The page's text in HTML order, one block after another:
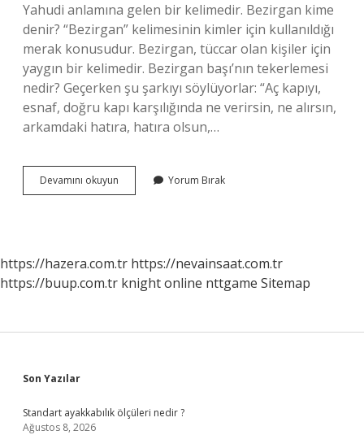
Yahudi anlamına gelen bir kelimedir. Bezirgan kime
denir? “Bezirgan” kelimesinin kimler için kullanıldığı
merak konusudur. Bezirgan, tüccar olan kişiler için
yaygın bir kelimedir. Bezirgan başı’nın tekerlemesi
nedir? Geçerken şu şarkıyı söylüyorlar: “Aç kapıyı,
esnaf, doğru kapı karşılığında ne verirsin, ne alırsın,
arkamdaki hatıra, hatıra olsun,…
Devamını okuyun Bezirgan
Gorevi
Yorum Bırak
https://hazera.com.tr https://nevainsaat.com.tr
https://buup.com.tr knight online nttgame Sitemap
Sidebar
Son Yazılar
Standart ayakkabılık ölçüleri nedir ?
Ağustos 8, 2026